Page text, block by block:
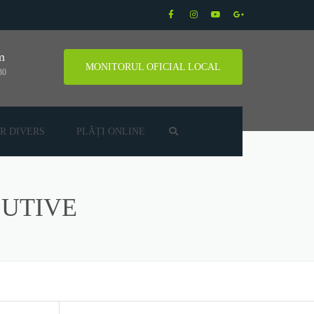
MONITORUL OFICIAL LOCAL
DIVERS PLĂȚI ONLINE